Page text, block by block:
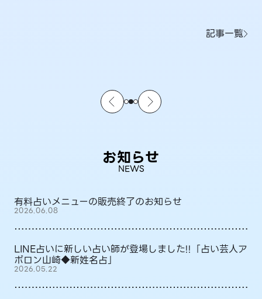
記事一覧
お知らせ
NEWS
有料占いメニューの販売終了のお知らせ
2026.06.08
LINE占いに新しい占い師が登場しました!!「占い芸人ア
ポロン山崎◆新姓名占」
2026.05.22